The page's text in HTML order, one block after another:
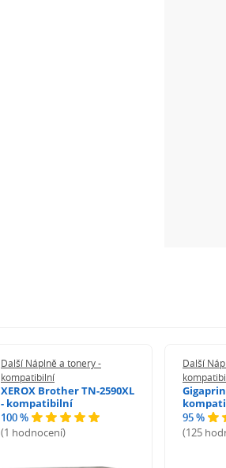
Další Náplně a tonery -
kompatibilní
XEROX Brother TN-2590XL
- kompatibilní
100 %
(1 hodnocení)
Další
95 %
(125